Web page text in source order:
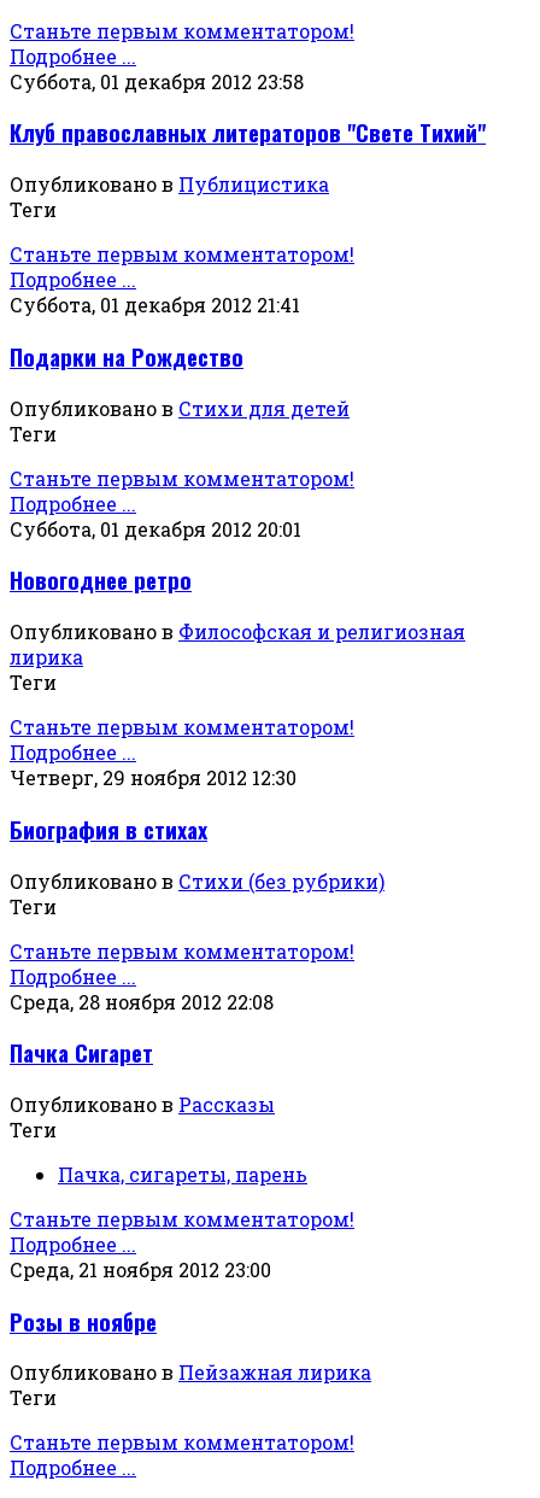
Станьте первым комментатором!
Подробнее ...
Суббота, 01 декабря 2012 23:58
Клуб православных литераторов "Свете Тихий"
Опубликовано в Публицистика
Теги
Станьте первым комментатором!
Подробнее ...
Суббота, 01 декабря 2012 21:41
Подарки на Рождество
Опубликовано в Стихи для детей
Теги
Станьте первым комментатором!
Подробнее ...
Суббота, 01 декабря 2012 20:01
Новогоднее ретро
Опубликовано в Философская и религиозная
лирика
Теги
Станьте первым комментатором!
Подробнее ...
Четверг, 29 ноября 2012 12:30
Биография в стихах
Опубликовано в Стихи (без рубрики)
Теги
Станьте первым комментатором!
Подробнее ...
Среда, 28 ноября 2012 22:08
Пачка Сигарет
Опубликовано в Рассказы
Теги
Пачка, сигареты, парень
Станьте первым комментатором!
Подробнее ...
Среда, 21 ноября 2012 23:00
Розы в ноябре
Опубликовано в Пейзажная лирика
Теги
Станьте первым комментатором!
Подробнее ...